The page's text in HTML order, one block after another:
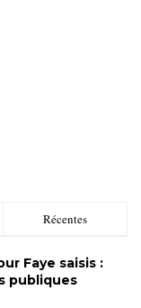
Récentes
Faye saisis :
publiques